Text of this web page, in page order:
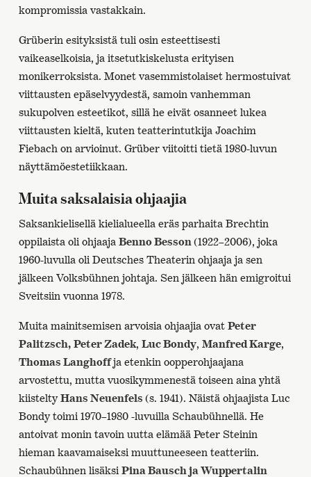
kompromissia vastakkain.
Grüberin esityksistä tuli osin esteettisesti
vaikeaselkoisia, ja itsetutkiskelusta erityisen
monikerroksista. Monet vasemmistolaiset hermostuivat
viittausten epäselvyydestä, samoin vanhemman
sukupolven esteetikot, sillä he eivät osanneet lukea
viittausten kieltä, kuten teatterintutkija Joachim
Fiebach on arvioinut. Grüber viitoitti tietä 1980-luvun
näyttämöestetiikkaan.
Muita saksalaisia ohjaajia
Saksankielisellä kielialueella eräs parhaita Brechtin
oppilaista oli ohjaaja Benno Besson (1922–2006), joka
1960-luvulla oli Deutsches Theaterin ohjaaja ja sen
jälkeen Volksbühnen johtaja. Sen jälkeen hän emigroitui
Sveitsiin vuonna 1978.
Muita mainitsemisen arvoisia ohjaajia ovat Peter
Palitzsch, Peter Zadek, Luc Bondy, Manfred Karge,
Thomas Langhoffja etenkin oopperohjaajana
arvostettu, mutta vuosikymmenestä toiseen aina yhtä
kiisteltyHans Neuenfels (s. 1941). Näistä ohjaajista Luc
Bondy toimi 1970–1980 -luvuilla Schaubühnellä. He
antoivat monin tavoin uutta elämää Peter Steinin
hieman kaavamaiseksi muuttuneeseen teatteriin.
Schaubühnen lisäksi Pina Bausch ja Wuppertalin